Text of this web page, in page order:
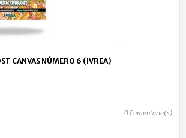
CANVAS NÚMERO 6 (IVREA)
0Comentario(s)